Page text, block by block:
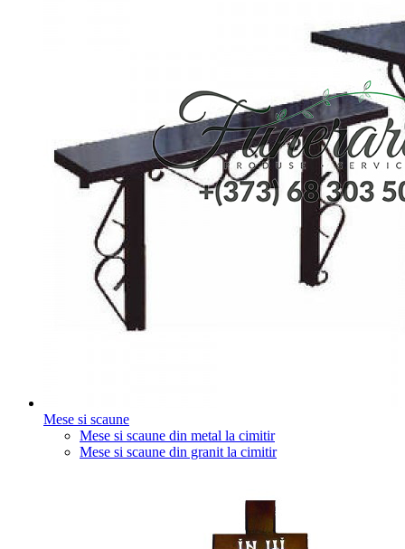
Mese si scaune
Mese si scaune din metal la cimitir
Mese si scaune din granit la cimitir